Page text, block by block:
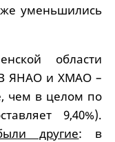
уменьшились
области
В ЯНАО и ХМАО –
чем в целом по
9,40%).
другие: в